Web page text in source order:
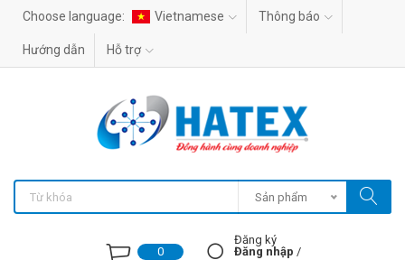
Choose language: Vietnamese Thông báo
Hướng dẫn Hỗ trợ
Sản phẩm
0
Đăng ký
Đăng nhập /